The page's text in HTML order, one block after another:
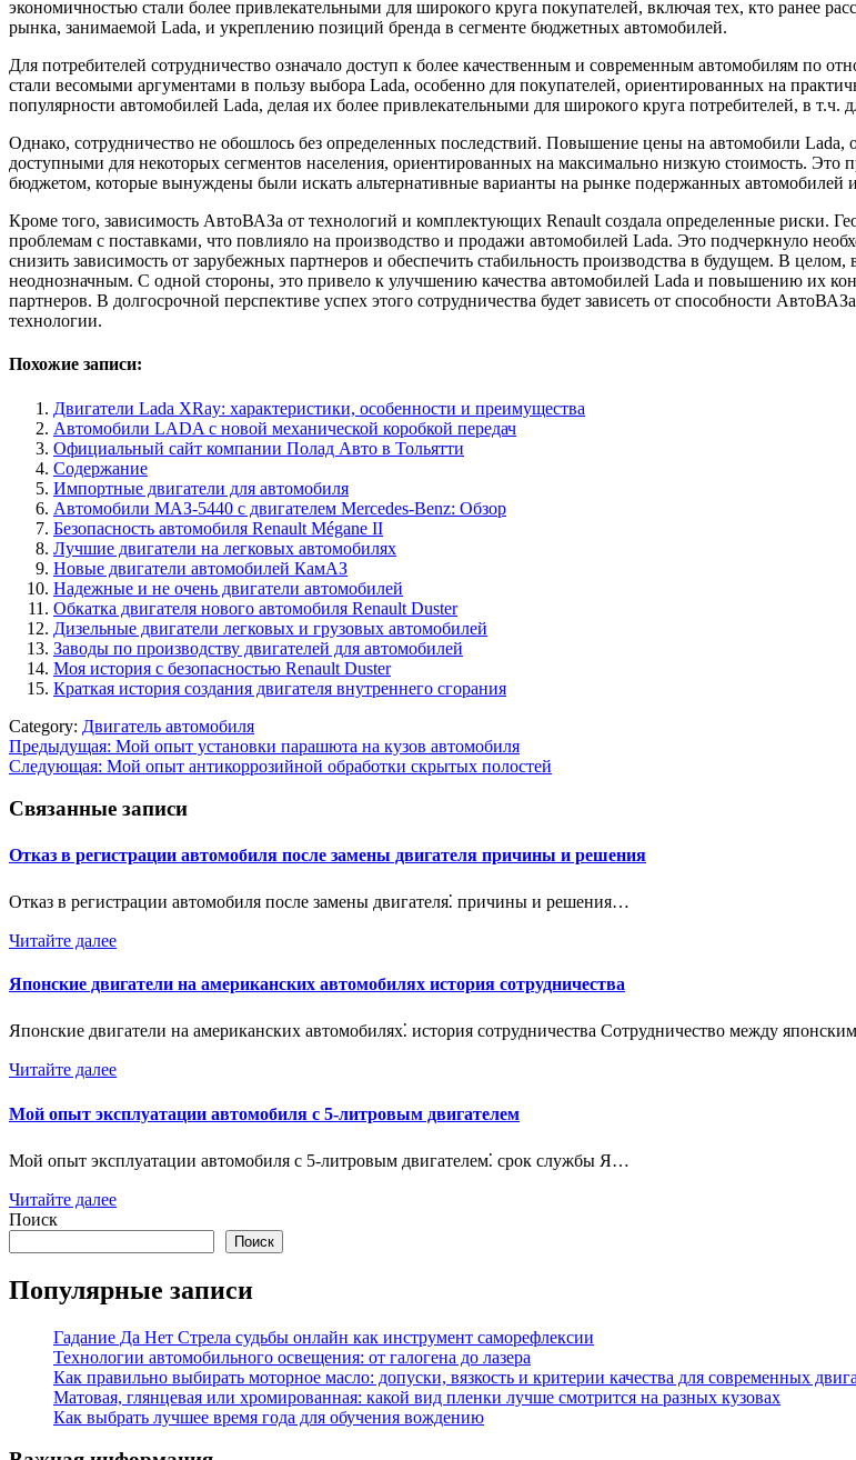
экономичностью стали более привлекательными для широкого круга покупателей, включая тех, кто ранее
рынка, занимаемой Lada, и укреплению позиций бренда в сегменте бюджетных автомобилей.
Для потребителей сотрудничество означало доступ к более качественным и современным автомобилям по
стали весомыми аргументами в пользу выбора Lada, особенно для покупателей, ориентированных на
популярности автомобилей Lada, делая их более привлекательными для широкого круга потребителей, в т.ч.
Однако, сотрудничество не обошлось без определенных последствий. Повышение цены на автомобили
доступными для некоторых сегментов населения, ориентированных на максимально низкую стоимость.
бюджетом, которые вынуждены были искать альтернативные варианты на рынке подержанных автомобилей
Кроме того, зависимость АвтоВАЗа от технологий и комплектующих Renault создала определенные риски.
проблемам с поставками, что повлияло на производство и продажи автомобилей Lada. Это подчеркнуло
снизить зависимость от зарубежных партнеров и обеспечить стабильность производства в будущем. В
неоднозначным. С одной стороны, это привело к улучшению качества автомобилей Lada и повышению их
партнеров. В долгосрочной перспективе успех этого сотрудничества будет зависеть от способности
технологии.
Похожие записи:
Двигатели Lada XRay: характеристики, особенности и преимущества
Автомобили LADA с новой механической коробкой передач
Официальный сайт компании Полад Авто в Тольятти
Содержание
Импортные двигатели для автомобиля
Автомобили МАЗ-5440 с двигателем Mercedes-Benz: Обзор
Безопасность автомобиля Renault Mégane II
Лучшие двигатели на легковых автомобилях
Новые двигатели автомобилей КамАЗ
Надежные и не очень двигатели автомобилей
Обкатка двигателя нового автомобиля Renault Duster
Дизельные двигатели легковых и грузовых автомобилей
Заводы по производству двигателей для автомобилей
Моя история с безопасностью Renault Duster
Краткая история создания двигателя внутреннего сгорания
Category: Двигатель автомобиля
Навигация
по
записям
Предыдущая: Мой опыт установки парашюта на кузов автомобиля
Следующая: Мой опыт антикоррозийной обработки скрытых полостей
Связанные записи
Отказ в регистрации автомобиля после замены двигателя причины и решения
Отказ в регистрации автомобиля после замены двигателя⁚ причины и решения…
Читайте далее
Японские двигатели на американских автомобилях история сотрудничества
Японские двигатели на американских автомобилях⁚ история сотрудничества Сотрудничество между
Читайте далее
Мой опыт эксплуатации автомобиля с 5-литровым двигателем
Мой опыт эксплуатации автомобиля с 5-литровым двигателем⁚ срок службы Я…
Читайте далее
Поиск
Поиск
Популярные записи
Гадание Да Нет Стрела судьбы онлайн как инструмент саморефлексии
Технологии автомобильного освещения: от галогена до лазера
Как правильно выбирать моторное масло: допуски, вязкость и критерии качества для современных
Матовая, глянцевая или хромированная: какой вид пленки лучше смотрится на разных кузовах
Как выбрать лучшее время года для обучения вождению